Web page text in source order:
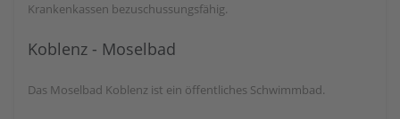
Krankenkassen bezuschussungsfähig.
Koblenz - Moselbad
Das Moselbad Koblenz ist ein öffentliches Schwimmbad.